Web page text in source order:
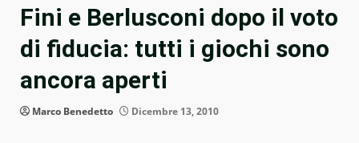
Fini e Berlusconi dopo il voto
di fiducia: tutti i giochi sono
ancora aperti
Marco Benedetto Dicembre 13, 2010